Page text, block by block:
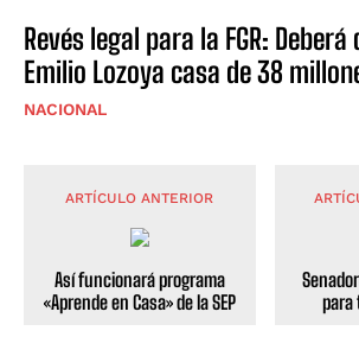
Revés legal para la FGR:
Emilio Lozoya casa de 38
NACIONAL
ARTÍCULO ANTERIOR
Así funcionará programa
«Aprende en Casa» de la SEP
para